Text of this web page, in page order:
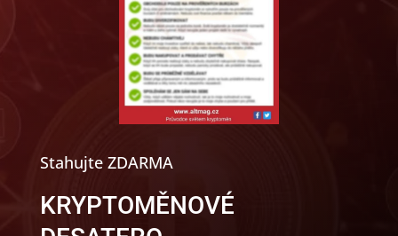
Stahujte ZDARMA
KRYPTOMĚNOVÉ